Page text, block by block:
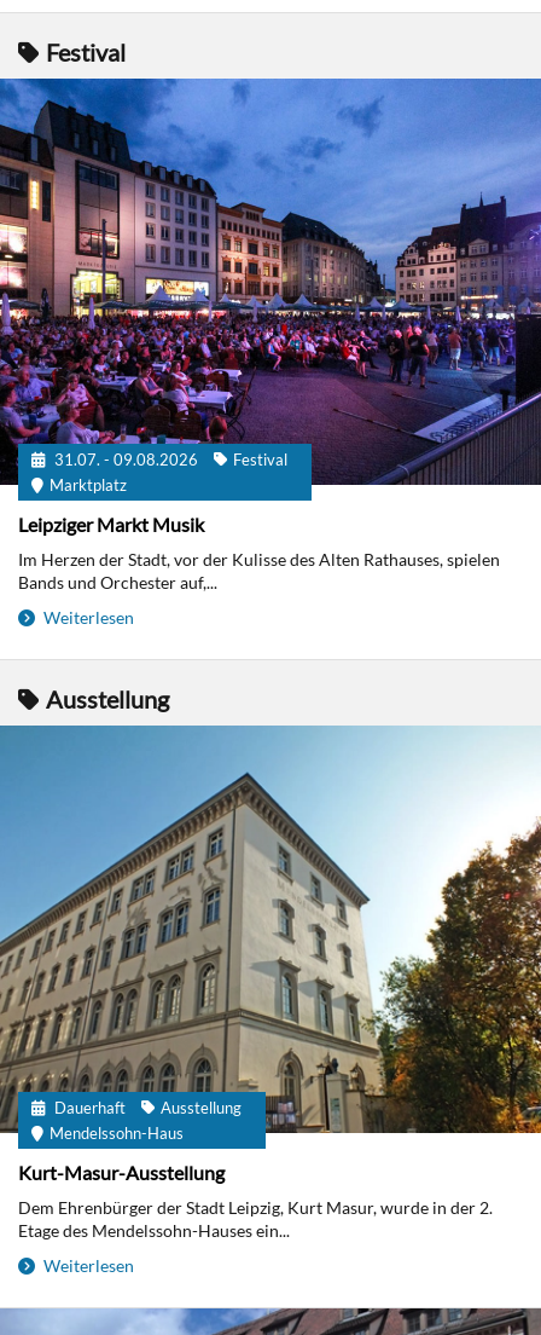
Festival
31.07. - 09.08.2026
Festival
Marktplatz
Leipziger Markt Musik
Im Herzen der Stadt, vor der Kulisse des Alten Rathauses, spielen
Bands und Orchester auf,...
Weiterlesen
Ausstellung
Dauerhaft
Ausstellung
Mendelssohn-Haus
Kurt-Masur-Ausstellung
Dem Ehrenbürger der Stadt Leipzig, Kurt Masur, wurde in der 2.
Etage des Mendelssohn-Hauses ein...
Weiterlesen